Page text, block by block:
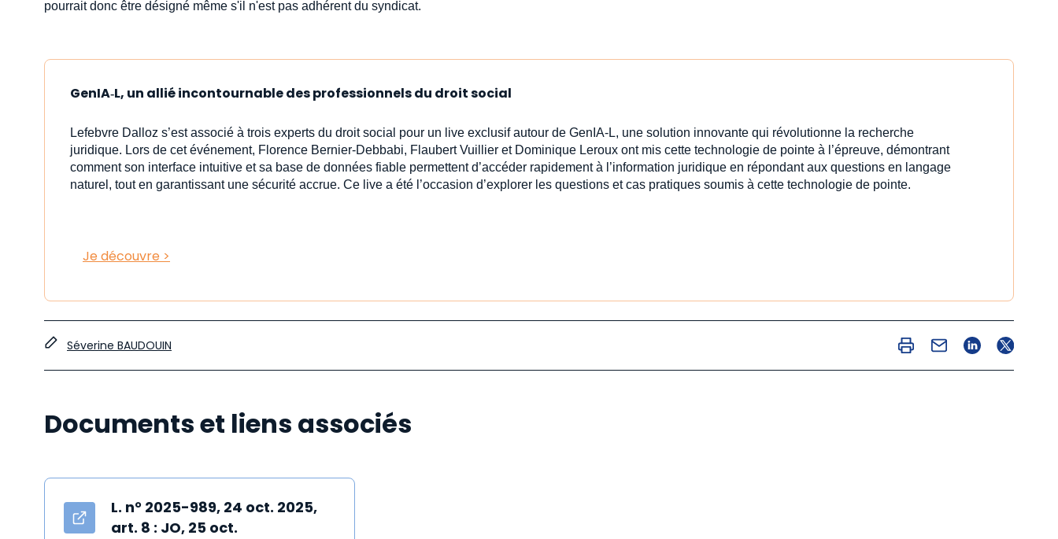
pourrait donc être désigné même s'il n'est pas adhérent du syndicat.
GenIA‑L, un allié incontournable des professionnels du droit social
Lefebvre Dalloz s’est associé à trois experts du droit social pour un live exclusif autour de GenIA‑L, une solution innovante qui révolutionne la recherche
juridique. Lors de cet événement, Florence Bernier-Debbabi, Flaubert Vuillier et Dominique Leroux ont mis cette technologie de pointe à l’épreuve, démontrant
comment son interface intuitive et sa base de données fiable permettent d’accéder rapidement à l’information juridique en répondant aux questions en langage
naturel, tout en garantissant une sécurité accrue. Ce live a été l’occasion d’explorer les questions et cas pratiques soumis à cette technologie de pointe.
Je découvre >
Séverine BAUDOUIN
Documents et liens associés
L. n° 2025-989, 24 oct. 2025,
art. 8 : JO, 25 oct.